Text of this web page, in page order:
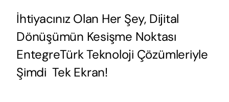
İhtiyacınız Olan Her Şey, Dijital
Dönüşümün Kesişme Noktası
EntegreTürk Teknoloji Çözümleriyle
Şimdi Tek Ekran!